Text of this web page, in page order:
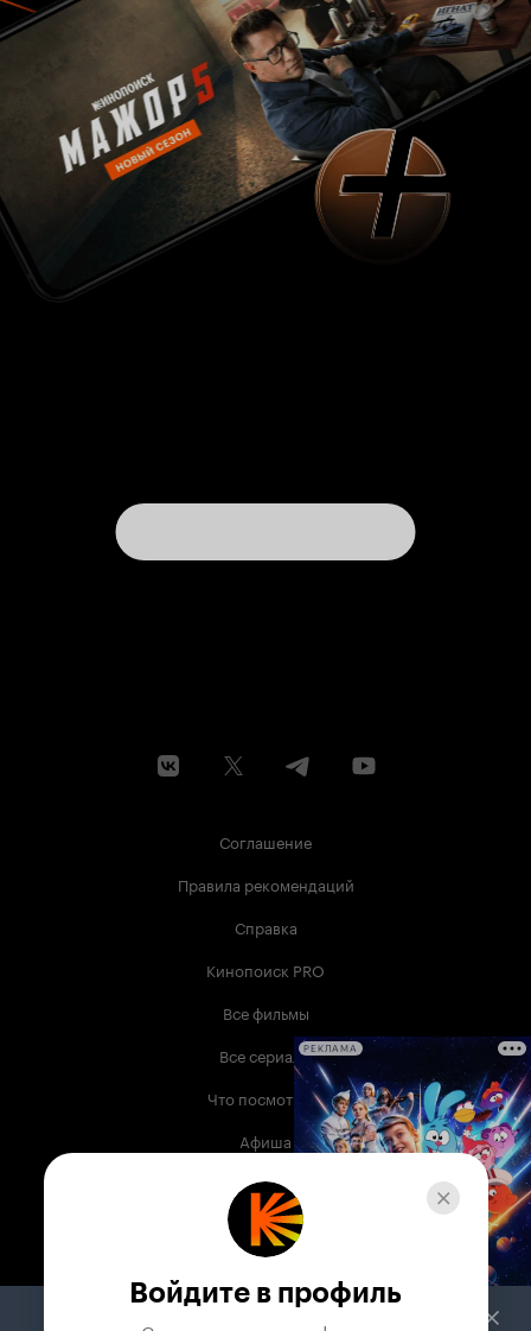
Соглашение
Правила рекомендаций
Справка
Кинопоиск PRO
Все фильмы
Все сериалы
Что посмотреть
Афиша
Музыка
Телепрограмма
Служба поддержки
РЕКЛАМА
Войдите в профиль